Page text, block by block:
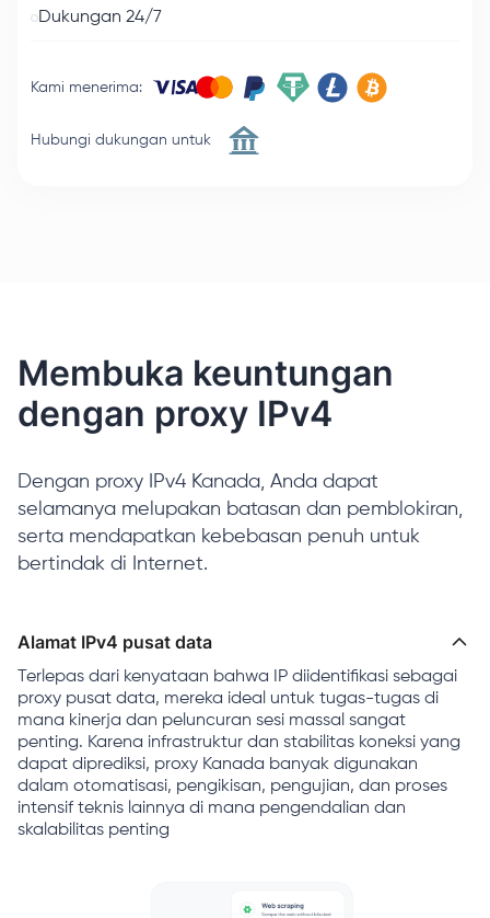
Dukungan 24/7
Kami menerima:
Hubungi dukungan untuk
Membuka keuntungan
dengan proxy IPv4
Dengan proxy IPv4 Kanada, Anda dapat
selamanya melupakan batasan dan pemblokiran,
serta mendapatkan kebebasan penuh untuk
bertindak di Internet.
Alamat IPv4 pusat data
Terlepas dari kenyataan bahwa IP diidentifikasi sebagai
proxy pusat data, mereka ideal untuk tugas-tugas di
mana kinerja dan peluncuran sesi massal sangat
penting. Karena infrastruktur dan stabilitas koneksi yang
dapat diprediksi, proxy Kanada banyak digunakan
dalam otomatisasi, pengikisan, pengujian, dan proses
intensif teknis lainnya di mana pengendalian dan
skalabilitas penting